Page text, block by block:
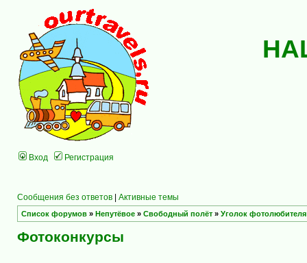
Вход Регистрация
Сообщения без ответов | Активные темы
Список форумов » Непутёвое » Свободный полёт » Уголок фотолюбителя
Фотоконкурсы